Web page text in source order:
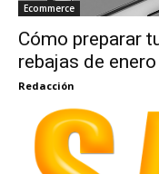
Ecommerce
Cómo preparar
rebajas de enero
Redacción